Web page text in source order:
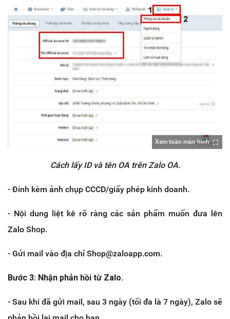
Xem toàn màn hình
Cách lấy ID và tên OA trên Zalo OA.
- Đính kèm ảnh chụp CCCD/giấy phép kinh doanh.
- Nội dung liệt kê rõ ràng các sản phẩm muốn đưa lên
Zalo Shop.
- Gửi mail vào địa chỉ Shop@zaloapp.com.
Bước 3: Nhận phản hồi từ Zalo.
- Sau khi đã gửi mail, sau 3 ngày (tối đa là 7 ngày), Zalo sẽ